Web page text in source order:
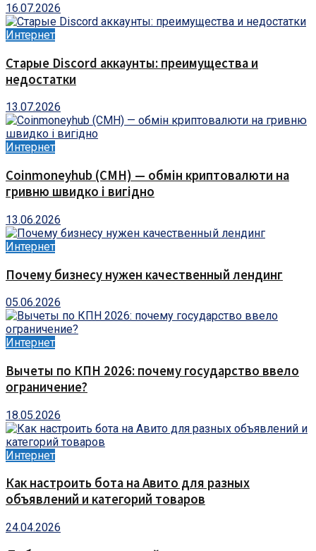
16.07.2026
Интернет
Старые Discord аккаунты: преимущества и
недостатки
13.07.2026
Интернет
Coinmoneyhub (CMH) — обмін криптовалюти на
гривню швидко і вигідно
13.06.2026
Интернет
Почему бизнесу нужен качественный лендинг
05.06.2026
Интернет
Вычеты по КПН 2026: почему государство ввело
ограничение?
18.05.2026
Интернет
Как настроить бота на Авито для разных
объявлений и категорий товаров
24.04.2026